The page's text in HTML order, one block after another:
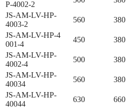
Р-4002-2
JS-AM-LV-HP-
4003-2
560 380
JS-AM-LV-HP-4
001-4
450 380
JS-AM-LV-HP-
4002-4
500 380
JS-AM-LV-HP-
40034
560 380
JS-AM-LV-HP-
40044
630 660